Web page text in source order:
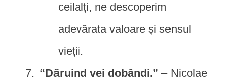
ceilalți, ne descoperim
adevărata valoare și sensul
vieții.
“Dăruind vei dobândi.” – Nicolae